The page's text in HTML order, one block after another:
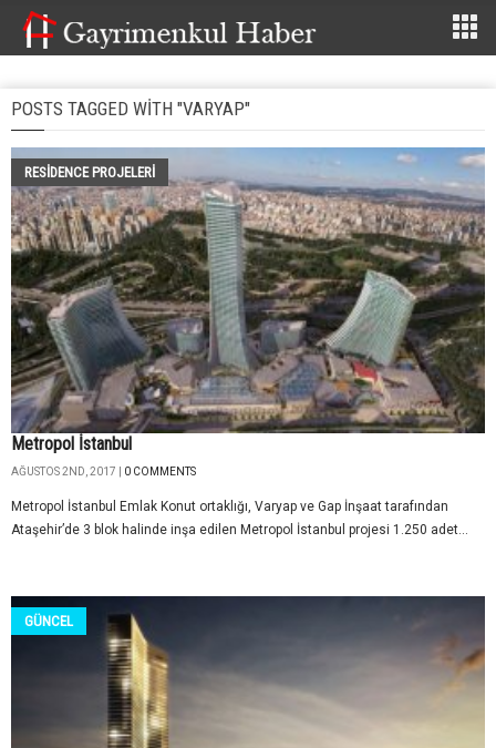
POSTS TAGGED WITH "VARYAP"
RESIDENCE PROJELERI
Metropol İstanbul
AĞUSTOS 2ND, 2017 | 0 COMMENTS
Metropol İstanbul Emlak Konut ortaklığı, Varyap ve Gap İnşaat tarafından
Ataşehir’de 3 blok halinde inşa edilen Metropol İstanbul projesi 1.250 adet...
GÜNCEL